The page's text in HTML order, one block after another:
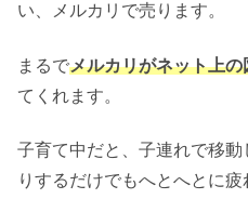
い、メルカリで売ります。
まるでメルカリがネット上
てくれます。
子育て中だと、子連れで移
りするだけでもへとへとに